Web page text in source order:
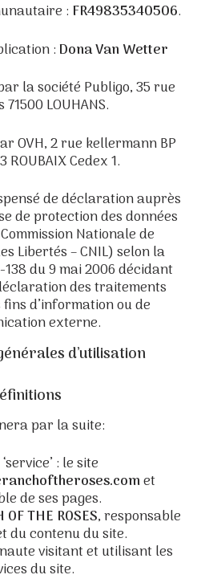
: FR49835340506.
: Dona Van Wetter
la société Publigo, 35 rue
LOUHANS.
OVH, 2 rue kellermann BP
ROUBAIX Cedex 1.
de déclaration auprès
de protection des données
Nationale de
Libertés – CNIL) selon la
du 9 mai 2006 décidant
des traitements
d’information ou de
externe.
d’utilisation
par la suite:
‘service’ : le site
et
de ses pages.
OF THE ROSES, responsable
du contenu du site.
visitant et utilisant les
du site.